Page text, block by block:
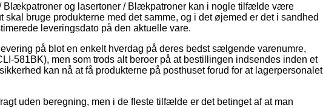
Blækpatroner og lasertoner / Blækpatroner kan i nogle tilfælde være
bruge produkterne med det samme, og i det øjemed er det i sandhed
leveringsdato på den aktuelle vare.
på blot en enkelt hverdag på deres bedst sælgende varenumre,
581BK), men som trods alt beroer på at bestillingen indsendes inden et
kan nå at få produkterne på posthuset forud for at lagerpersonalet
uden beregning, men i de fleste tilfælde er det betinget af at man